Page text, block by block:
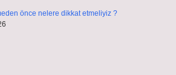
önce nelere dikkat etmeliyiz ?